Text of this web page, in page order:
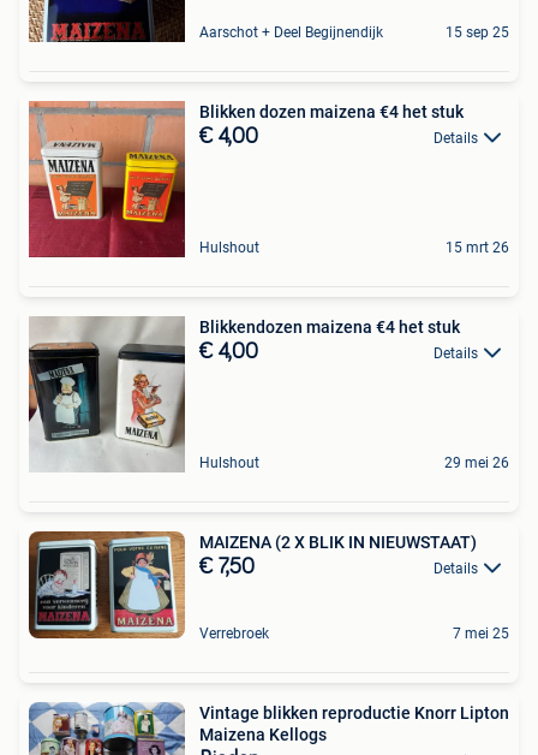
Aarschot + Deel Begijnendijk 15 sep 25
Blikken dozen maizena €4 het stuk
€ 4,00 Details
Hulshout 15 mrt 26
Blikkendozen maizena €4 het stuk
€ 4,00 Details
Hulshout 29 mei 26
MAIZENA (2 X BLIK IN NIEUWSTAAT)
€ 7,50 Details
Verrebroek 7 mei 25
Vintage blikken reproductie Knorr Lipton
Maizena Kellogs